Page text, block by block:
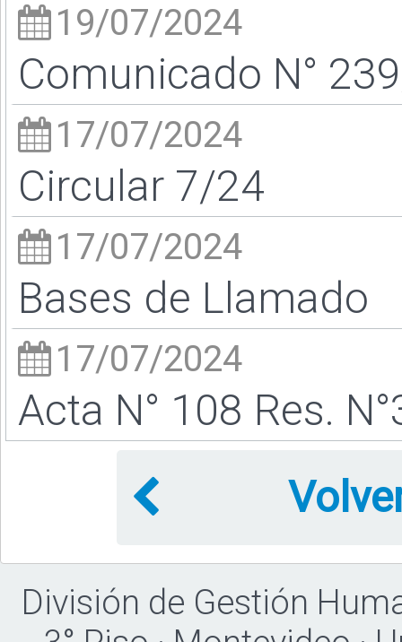
19/07/2024
Comunicado N°
17/07/2024
Circular 7/24
17/07/2024
Bases de Llamado
17/07/2024
Acta N° 108 Res.
División de Gestión